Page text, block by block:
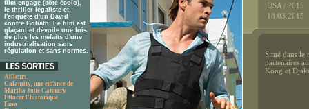
film engagé (côté écolo),
le thriller légaliste et
l'enquête d'un David
contre Goliath. Le film est
glaçant et dévoile une fois
de plus les méfaits d'une
industrialisation sans
régulation et sans normes.
Ailleurs
Calamity, une enfance de
Martha Jane Cannary
Effacer l'historique
Ema
USA / 2015
18.03.2015
Situé dans le
partenaires
Kong et